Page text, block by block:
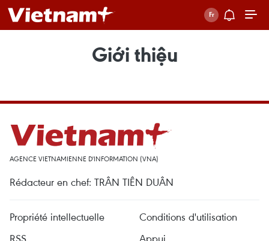
Giới thiệu
AGENCE VIETNAMIENNE D'INFORMATION (VNA)
Rédacteur en chef: TRÂN TIÊN DUÂN
Propriété intellectuelle
Conditions d'utilisation